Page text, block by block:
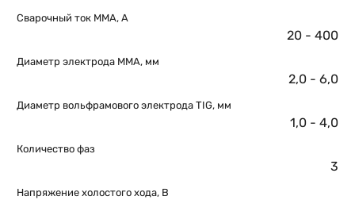
Сварочный ток MMA, А
20 - 400
Диаметр электрода MMA, мм
2,0 - 6,0
Диаметр вольфрамового электрода TIG, мм
1,0 - 4,0
Количество фаз
3
Напряжение холостого хода, В